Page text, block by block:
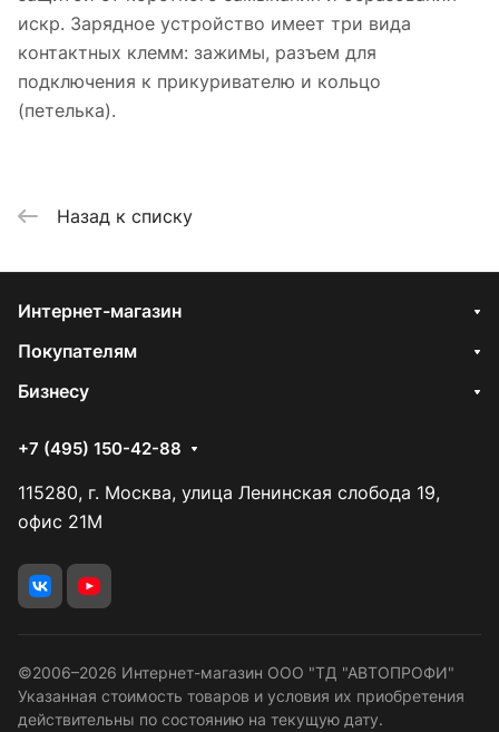
искр. Зарядное устройство имеет три вида
контактных клемм: зажимы, разъем для
подключения к прикуривателю и кольцо
(петелька).
Назад к списку
Интернет-магазин
Покупателям
Бизнесу
+7 (495) 150-42-88
115280, г. Москва, улица Ленинская слобода 19,
офис 21М
©2006–2026 Интернет-магазин ООО "ТД "АВТОПРОФИ"
Указанная стоимость товаров и условия их приобретения
действительны по состоянию на текущую дату.